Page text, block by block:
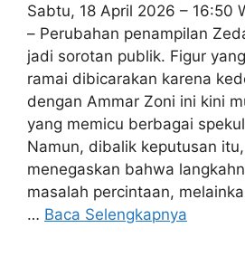
Sabtu, 18 April 2026 – 16:50
– Perubahan penampilan
jadi sorotan publik. Figur
ramai dibicarakan karena
dengan Ammar Zoni ini kini
yang memicu berbagai
Namun, dibalik keputusan
menegaskan bahwa
masalah percintaan,
… Baca Selengkapnya